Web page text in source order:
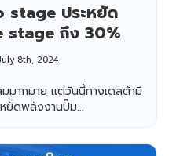
stage ประหยัด
stage ถึง 30%
8th, 2024
มากมาย แต่วันนี้ทางเดลต้ามี
หยัดพลังงานปั๊ม...